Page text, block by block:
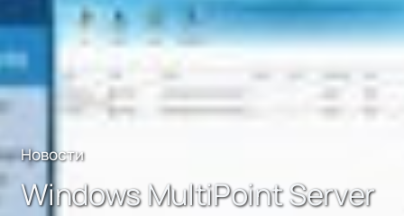
Новости
Windows MultiPoint Server